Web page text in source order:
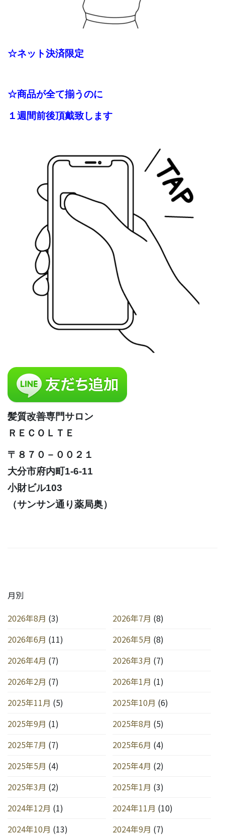
☆ネット決済限定
☆商品が全て揃うのに
１週間前後頂戴致します
髪質改善専門サロン
ＲＥＣＯＬＴＥ
〒８７０－００２１
大分市府内町1-6-11
小財ビル103
（サンサン通り薬局奥）
月別
2026年8月 (3) 2026年7月 (8)
2026年6月 (11) 2026年5月 (8)
2026年4月 (7) 2026年3月 (7)
2026年2月 (7) 2026年1月 (1)
2025年11月 (5) 2025年10月 (6)
2025年9月 (1) 2025年8月 (5)
2025年7月 (7) 2025年6月 (4)
2025年5月 (4) 2025年4月 (2)
2025年3月 (2) 2025年1月 (3)
2024年12月 (1) 2024年11月 (10)
2024年10月 (13) 2024年9月 (7)